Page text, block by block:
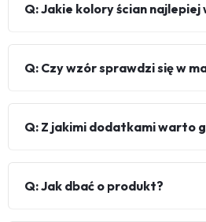
Q: Jakie kolory ścian
Q: Czy wzór sprawdzi się w
Q: Z jakimi dodatkami warto
Q: Jak dbać o produkt?